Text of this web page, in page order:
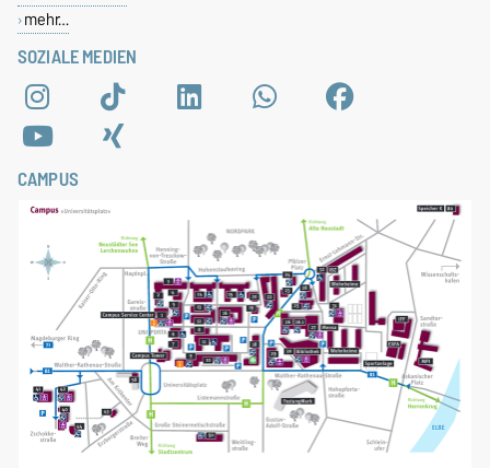
SOZIALE MEDIEN
mehr…
CAMPUS